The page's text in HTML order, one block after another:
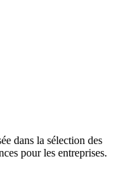
dans la sélection des
pour les entreprises.